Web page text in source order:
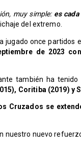
muy simple: es
del extremo.
jugado once partidos
de 2023
también ha
Coritiba (2019) y
Cruzados se
nuestro nuevo